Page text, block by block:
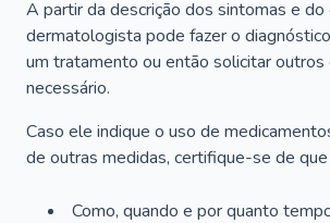
A partir da descrição dos sintomas e do
dermatologista pode fazer o
um tratamento ou então solicitar outros
necessário.
Caso ele indique o uso de
de outras medidas, certifique-se de
Como, quando e por quanto